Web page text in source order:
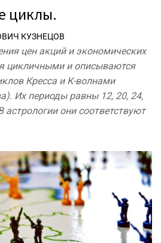
циклы.
КУЗНЕЦОВ
цен акций и экономических
цикличными и описываются
Кресса и К-волнами
Их периоды равны 12, 20, 24,
астрологии они соответствуют